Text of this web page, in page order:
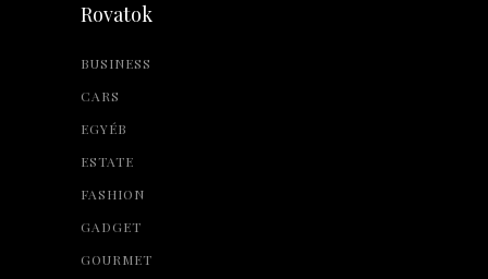
Rovatok
BUSINESS
CARS
EGYÉB
ESTATE
FASHION
GADGET
GOURMET